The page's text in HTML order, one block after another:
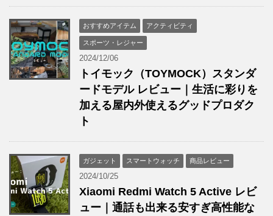
おすすめアイテム アクティビティ
スポーツ・レジャー
2024/12/06
トイモック（TOYMOCK）スタンダ
ードモデル レビュー｜生活に彩りを
加える屋内外使えるグッドプロダク
ト
ガジェット スマートウォッチ 商品レビュー
2024/10/25
Xiaomi Redmi Watch 5 Active レビ
ュー｜通話も出来る安すぎ高性能な